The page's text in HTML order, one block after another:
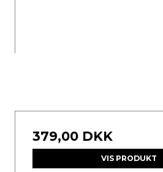
379,00 DKK
VIS PRODUKT